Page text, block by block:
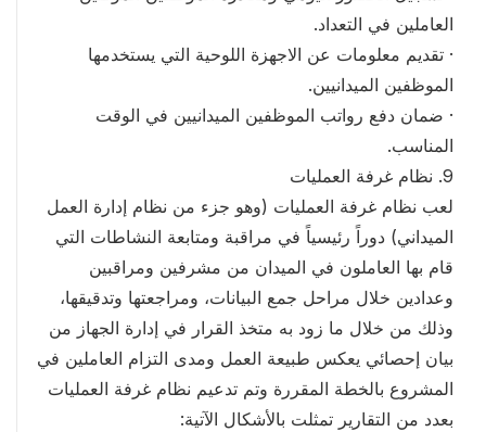
العاملين في التعداد.
· تقديم معلومات عن الاجهزة اللوحية التي يستخدمها
الموظفين الميدانيين.
· ضمان دفع رواتب الموظفين الميدانيين في الوقت
المناسب.
9. نظام غرفة العمليات
لعب نظام غرفة العمليات (وهو جزء من نظام إدارة العمل
الميداني) دوراً رئيسياً في مراقبة ومتابعة النشاطات التي
قام بها العاملون في الميدان من مشرفين ومراقبين
وعدادين خلال مراحل جمع البيانات، ومراجعتها وتدقيقها،
وذلك من خلال ما زود به متخذ القرار في إدارة الجهاز من
بيان إحصائي يعكس طبيعة العمل ومدى التزام العاملين في
المشروع بالخطة المقررة وتم تدعيم نظام غرفة العمليات
بعدد من التقارير تمثلت بالأشكال الآتية: